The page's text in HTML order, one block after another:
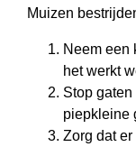
Muizen
Neem een
het werkt
Stop
piepkleine
Zorg dat er